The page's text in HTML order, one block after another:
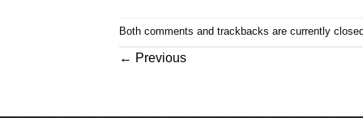
Both comments and trackbacks are currently
← Previous